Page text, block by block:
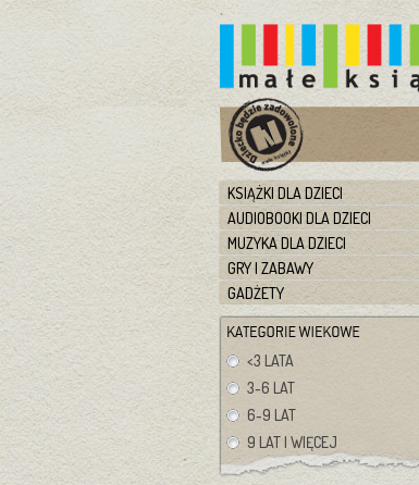
KSIĄŻKI DLA DZIECI
AUDIOBOOKI DLA DZIECI
MUZYKA DLA DZIECI
GRY I ZABAWY
GADŻETY
<3 LATA
3-6 LAT
6-9 LAT
9 LAT I WIĘCEJ